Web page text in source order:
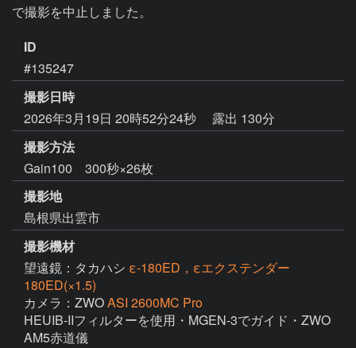
ID
#135247
撮影日時
2026年3月19日 20時52分24秒
露出 130分
撮影方法
Gain100 300秒×26枚
撮影地
島根県出雲市
撮影機材
望遠鏡：タカハシ ε-180ED，εエクステンダー
180ED(×1.5)
カメラ：ZWOASI 2600MC Pro
HEUIB-IIフィルターを使用・MGEN-3でガイド・ZWO
AM5赤道儀